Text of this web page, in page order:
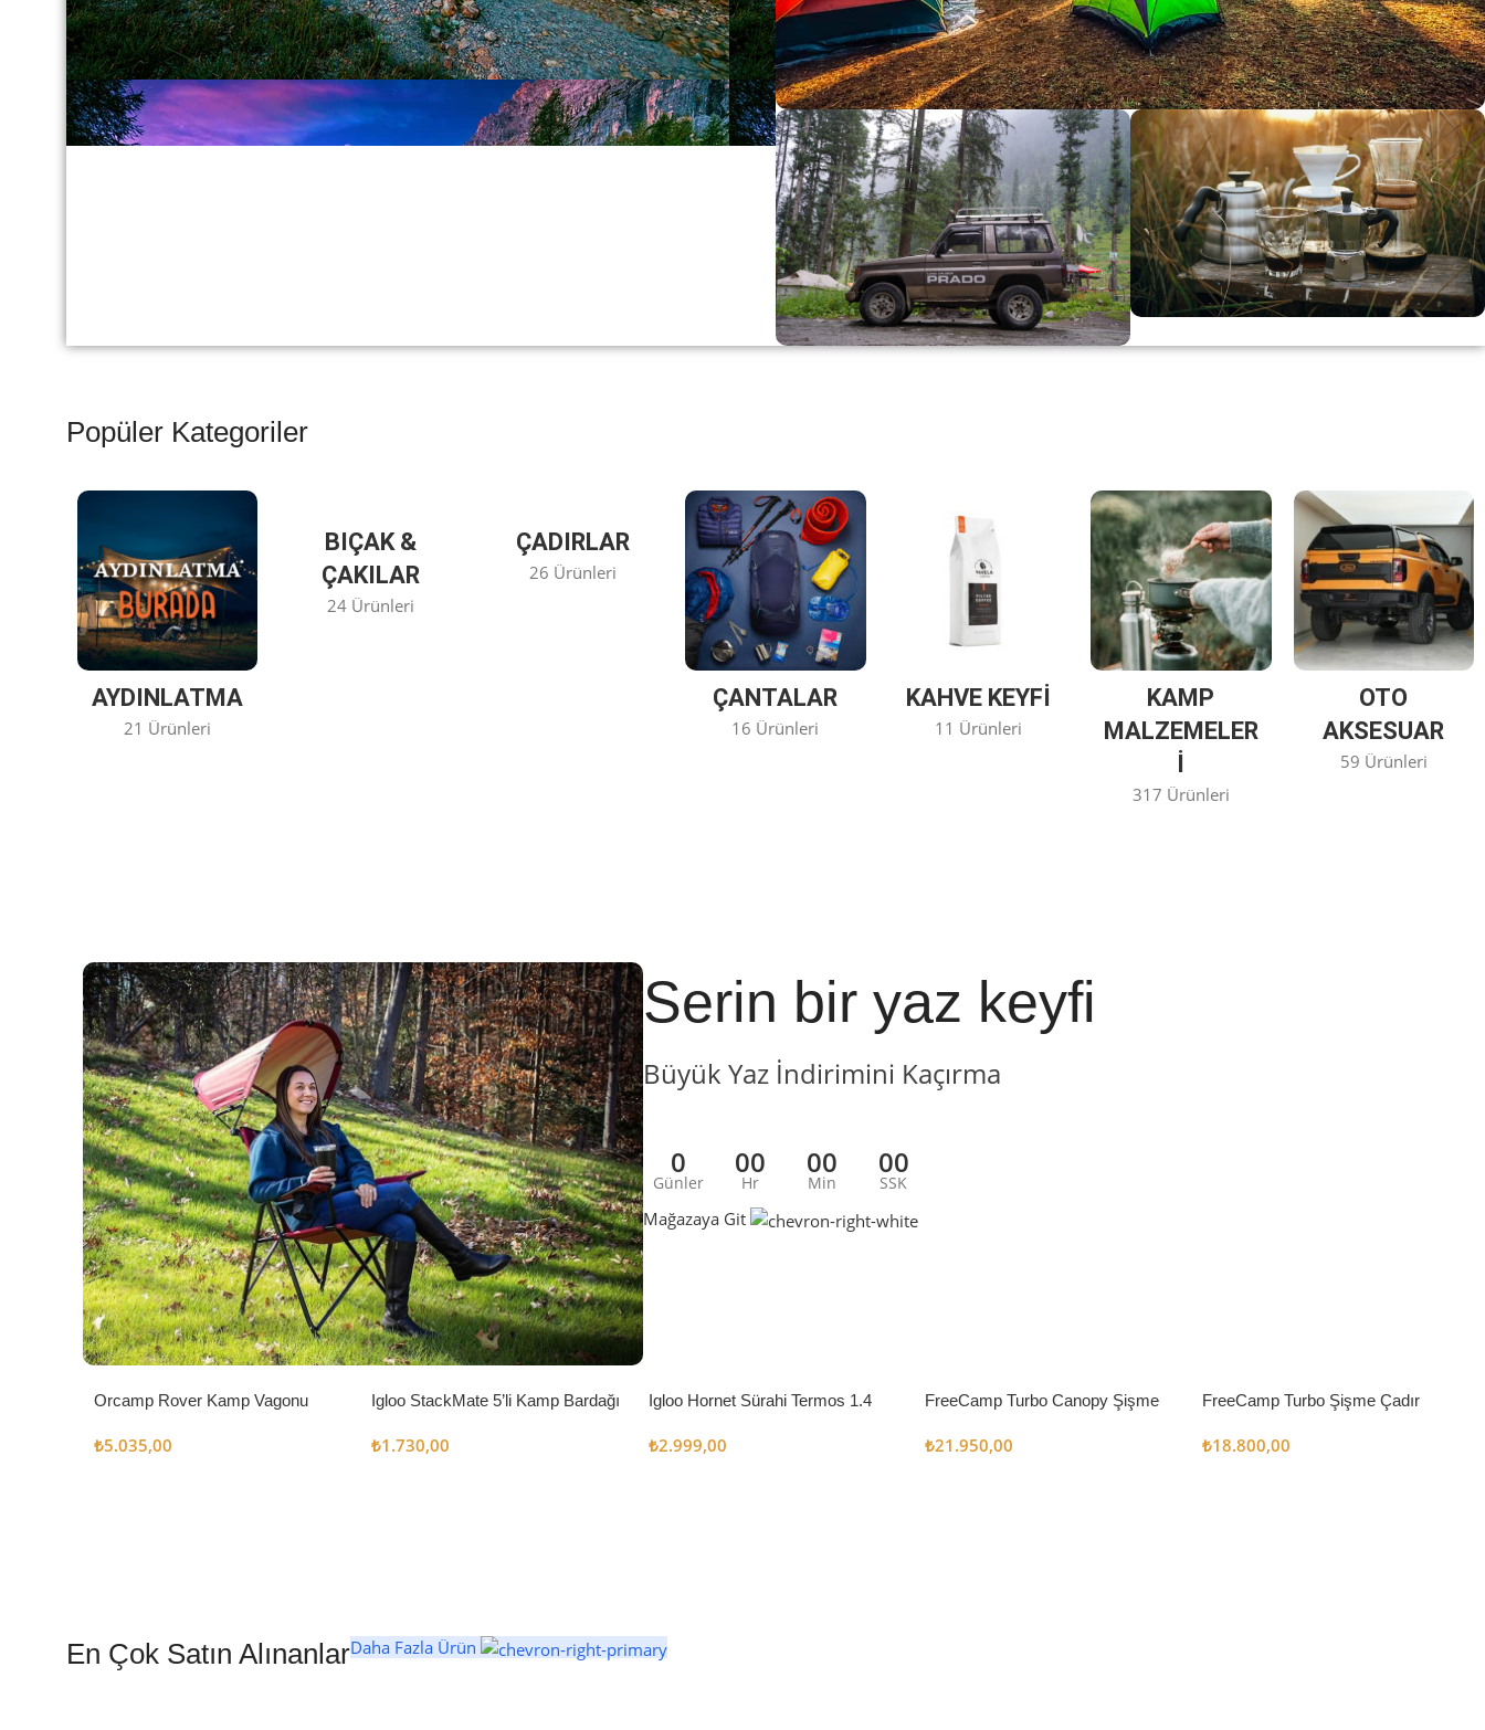
Büyük Yaz İndirimi
0
Günler
00
Hr
00
Min
00
SSK
Alışverişe Başla
Popüler Kategoriler
AYDINLATMA
21 Ürünleri
BIÇAK &
ÇAKILAR
24 Ürünleri
ÇADIRLAR
26 Ürünleri
ÇANTALAR
16 Ürünleri
KAHVE KEYFİ
11 Ürünleri
KAMP
MALZEMELER
317 Ürünleri
OTO
AKSESUAR
59 Ürünleri
Serin bir yaz keyfi
Büyük Yaz İndirimini Kaçırma
0
Günler
00
Hr
00
Min
00
SSK
Mağazaya Git
Orcamp Rover Kamp Vagonu
₺5.035,00
Igloo StackMate 5’li Kamp Bardağı
₺1.730,00
Igloo Hornet Sürahi Termos 1.4
₺2.999,00
FreeCamp Turbo Canopy Şişme
₺21.950,00
FreeCamp Turbo Şişme Çadır
₺18.800,00
En Çok Satın AlınanlarDaha Fazla Ürün